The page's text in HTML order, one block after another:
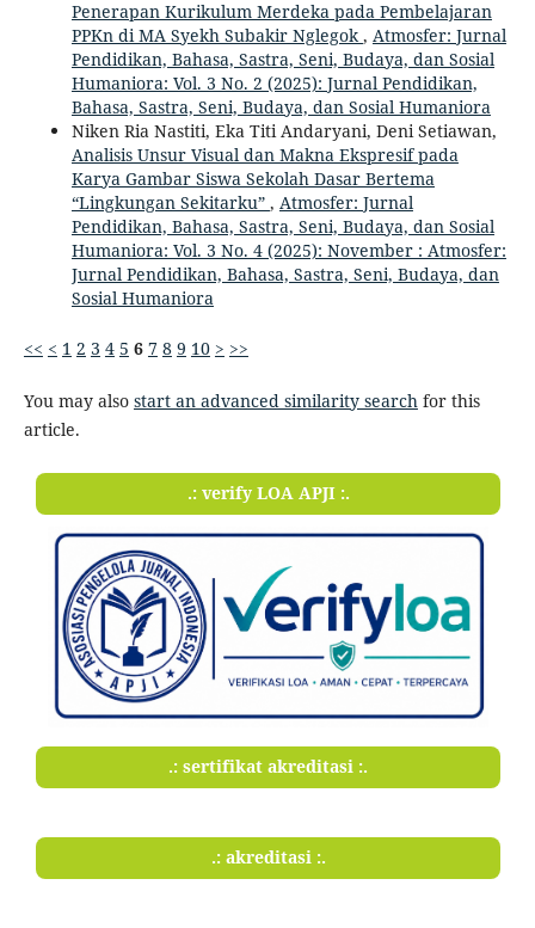
Penerapan Kurikulum Merdeka pada Pembelajaran
PPKn di MA Syekh Subakir Nglegok, Atmosfer: Jurnal
Pendidikan, Bahasa, Sastra, Seni, Budaya, dan Sosial
Humaniora: Vol. 3 No. 2 (2025): Jurnal Pendidikan,
Bahasa, Sastra, Seni, Budaya, dan Sosial Humaniora
Niken Ria Nastiti, Eka Titi Andaryani, Deni Setiawan,
Analisis Unsur Visual dan Makna Ekspresif pada
Karya Gambar Siswa Sekolah Dasar Bertema
“Lingkungan Sekitarku” , Atmosfer: Jurnal
Pendidikan, Bahasa, Sastra, Seni, Budaya, dan Sosial
Humaniora: Vol. 3 No. 4 (2025): November : Atmosfer:
Jurnal Pendidikan, Bahasa, Sastra, Seni, Budaya, dan
Sosial Humaniora
<< < 1 2 3 4 5 6 7 8 9 10 > >>
You may also start an advanced similarity searchfor this
article.
.: verify LOA APJI :.
.: sertifikat akreditasi :.
.: akreditasi :.